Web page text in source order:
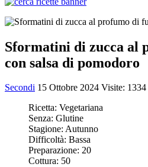
Sformatini di zucca al
con salsa di pomodoro
Secondi 15 Ottobre 2024 Visite: 1334
Ricetta: Vegetariana
Senza: Glutine
Stagione: Autunno
Difficoltà: Bassa
Preparazione: 20
Cottura: 50